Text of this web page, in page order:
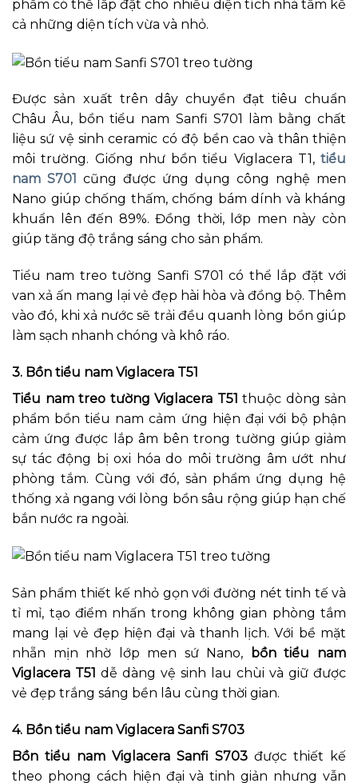
phẩm có thể lắp đặt cho nhiều diện tích nhà tắm kể
cả những diện tích vừa và nhỏ.
Được sản xuất trên dây chuyền đạt tiêu chuẩn
Châu Âu, bồn tiểu nam Sanfi S701 làm bằng chất
liệu sứ vệ sinh ceramic có độ bền cao và thân thiện
môi trường. Giống như bồn tiểu Viglacera T1, tiểu
nam S701 cũng được ứng dụng công nghệ men
Nano giúp chống thấm, chống bám dính và kháng
khuẩn lên đến 89%. Đồng thời, lớp men này còn
giúp tăng độ trắng sáng cho sản phẩm.
Tiểu nam treo tường Sanfi S701 có thể lắp đặt với
van xả ấn mang lại vẻ đẹp hài hòa và đồng bộ. Thêm
vào đó, khi xả nước sẽ trải đều quanh lòng bồn giúp
làm sạch nhanh chóng và khô ráo.
3. Bồn tiểu nam Viglacera T51
Tiểu nam treo tường Viglacera T51 thuộc dòng sản
phẩm bồn tiểu nam cảm ứng hiện đại với bộ phận
cảm ứng được lắp âm bên trong tường giúp giảm
sự tác động bị oxi hóa do môi trường âm ướt như
phòng tắm. Cùng với đó, sản phẩm ứng dụng hệ
thống xả ngang với lòng bồn sâu rộng giúp hạn chế
bắn nước ra ngoài.
Sản phẩm thiết kế nhỏ gọn với đường nét tinh tế và
tỉ mỉ, tạo điểm nhấn trong không gian phòng tắm
mang lại vẻ đẹp hiện đại và thanh lịch. Với bề mặt
nhẵn mịn nhờ lớp men sứ Nano, bồn tiểu nam
Viglacera T51 dễ dàng vệ sinh lau chùi và giữ được
vẻ đẹp trắng sáng bền lâu cùng thời gian.
4. Bồn tiểu nam Viglacera Sanfi S703
Bồn tiểu nam Viglacera Sanfi S703 được thiết kế
theo phong cách hiện đại và tinh giản nhưng vẫn